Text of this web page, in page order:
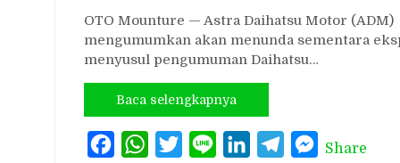
OTO Mounture — Astra Daihatsu Motor (ADM)
mengumumkan akan menunda sementara
menyusul pengumuman Daihatsu…
Baca selengkapnya
FacebookWhatsAppTwitterLine LinkedInTelegramMessenger
Share